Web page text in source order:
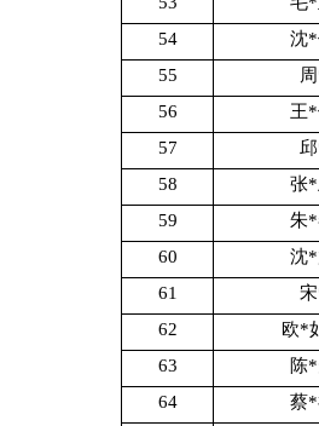
54
沈
55
56
王
57
58
张
59
朱
60
沈
61
62
欧*
63
陈
64
蔡